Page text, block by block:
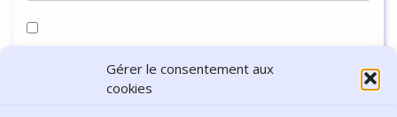
Gérer le consentement aux
cookies
navigateur pour mon prochain commentaire.